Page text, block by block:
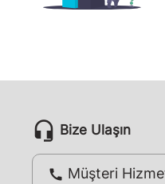
headset_mic Bize Ulaşın
call Müşteri